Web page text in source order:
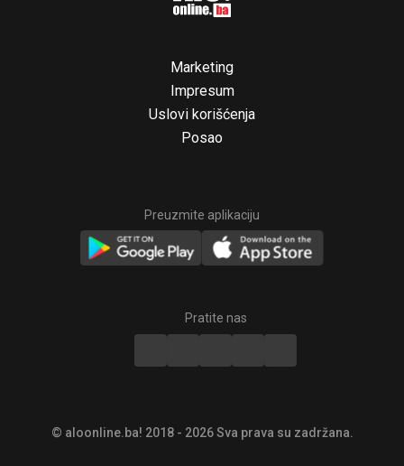
Marketing
Impresum
Uslovi korišćenja
Posao
Preuzmite aplikaciju
© aloonline.ba! 2018 - 2026 Sva prava su zadržana.